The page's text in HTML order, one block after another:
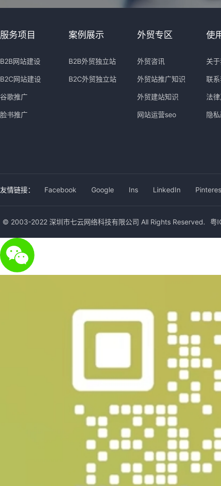
服务项目
B2B网站建设
B2C网站建设
谷歌推广
脸书推广
案例展示
B2B外贸独立站
B2C外贸独立站
外贸专区
外贸咨讯
外贸站推广知识
外贸建站知识
网站运营seo
使
关
联
法
隐
友情链接： Facebook Google Ins LinkedIn
© 2003-2022 深圳市七云网络科技有限公司 All Rights Reserved. 粤